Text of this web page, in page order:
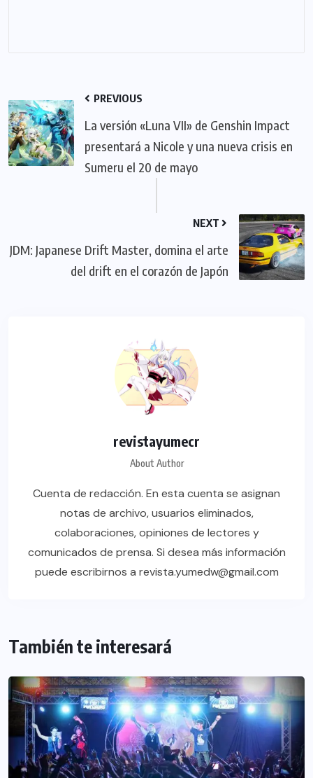
PREVIOUS
La versión «Luna VII» de Genshin Impact
presentará a Nicole y una nueva crisis en
Sumeru el 20 de mayo
NEXT
JDM: Japanese Drift Master, domina el arte
del drift en el corazón de Japón
revistayumecr
About Author
Cuenta de redacción. En esta cuenta se asignan
notas de archivo, usuarios eliminados,
colaboraciones, opiniones de lectores y
comunicados de prensa. Si desea más información
puede escribirnos a revista.yumedw@gmail.com
También te interesará